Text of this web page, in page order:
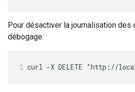
Pour désactiver la journalisation des
débogage:
curl -X DELETE "http://